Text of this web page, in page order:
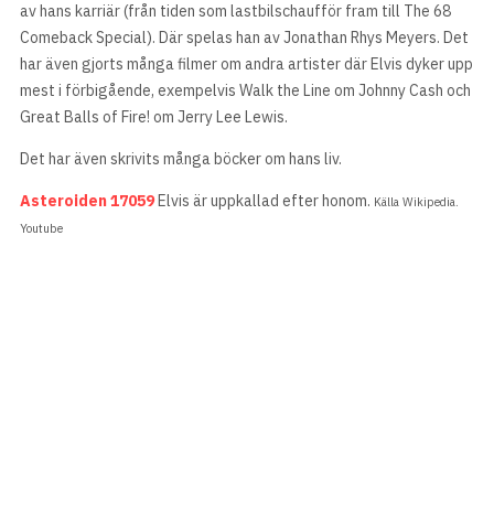
av hans karriär (från tiden som lastbilschaufför fram till The 68
Comeback Special). Där spelas han av Jonathan Rhys Meyers. Det
har även gjorts många filmer om andra artister där Elvis dyker upp
mest i förbigående, exempelvis Walk the Line om Johnny Cash och
Great Balls of Fire! om Jerry Lee Lewis.
Det har även skrivits många böcker om hans liv.
Asteroiden 17059 Elvis är uppkallad efter honom. Källa Wikipedia.
Youtube